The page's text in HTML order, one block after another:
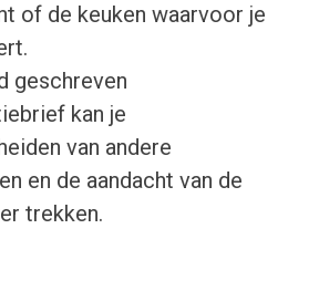
of de keuken waarvoor je
geschreven
kan je
van andere
en de aandacht van de
trekken.